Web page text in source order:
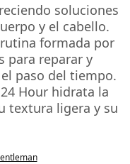
soluciones
y el cabello.
formada por
para reparar y
paso del tiempo.
Hour hidrata la
textura ligera y su